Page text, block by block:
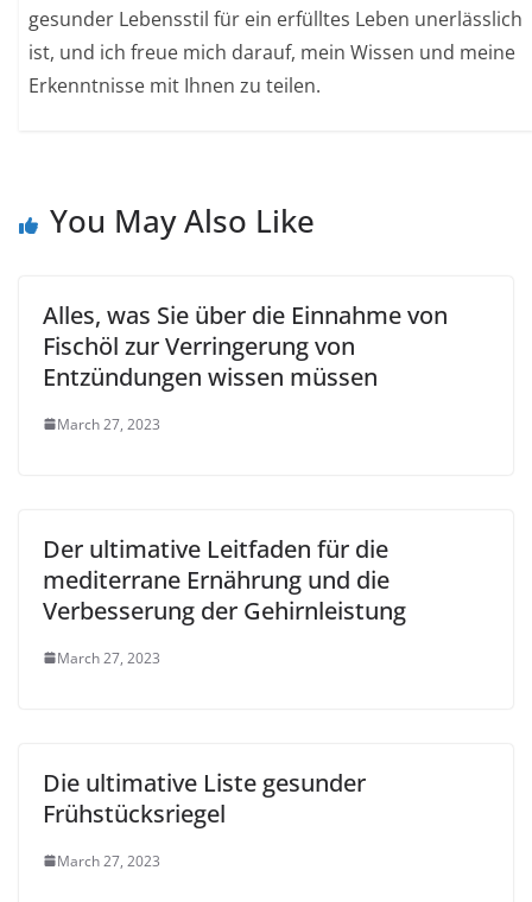
gesunder Lebensstil für ein erfülltes Leben unerlässlich
ist, und ich freue mich darauf, mein Wissen und meine
Erkenntnisse mit Ihnen zu teilen.
You May Also Like
Alles, was Sie über die Einnahme von
Fischöl zur Verringerung von
Entzündungen wissen müssen
March 27, 2023
Der ultimative Leitfaden für die
mediterrane Ernährung und die
Verbesserung der Gehirnleistung
March 27, 2023
Die ultimative Liste gesunder
Frühstücksriegel
March 27, 2023